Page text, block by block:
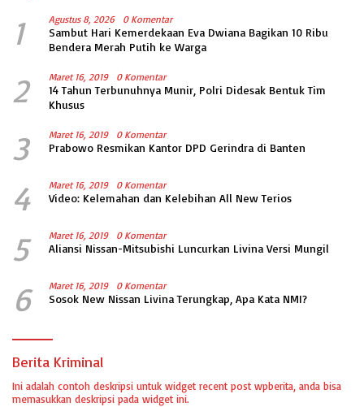
1 Agustus 8, 2026 0 Komentar
Sambut Hari Kemerdekaan Eva Dwiana Bagikan 10 Ribu
Bendera Merah Putih ke Warga
2 Maret 16, 2019 0 Komentar
14 Tahun Terbunuhnya Munir, Polri Didesak Bentuk Tim
Khusus
3 Maret 16, 2019 0 Komentar
Prabowo Resmikan Kantor DPD Gerindra di Banten
4 Maret 16, 2019 0 Komentar
Video: Kelemahan dan Kelebihan All New Terios
5 Maret 16, 2019 0 Komentar
Aliansi Nissan-Mitsubishi Luncurkan Livina Versi Mungil
6 Maret 16, 2019 0 Komentar
Sosok New Nissan Livina Terungkap, Apa Kata NMI?
Berita Kriminal
Ini adalah contoh deskripsi untuk widget recent post wpberita, anda bisa
memasukkan deskripsi pada widget ini.